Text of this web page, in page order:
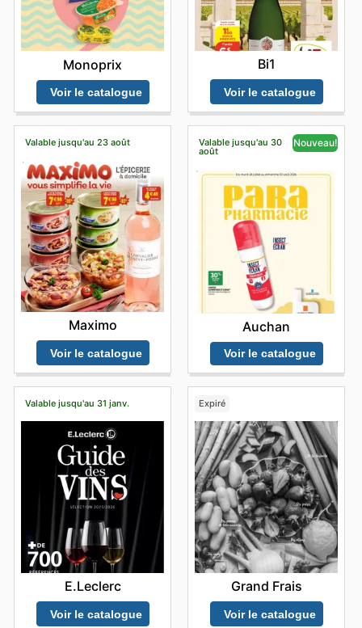
Monoprix
Voir le catalogue
Bi1
Voir le catalogue
Valable jusqu'au 23 août
Maximo
Voir le catalogue
Valable jusqu'au 30
août
Nouveau!
Auchan
Voir le catalogue
Valable jusqu'au 31 janv.
E.Leclerc
Voir le catalogue
Expiré
Grand Frais
Voir le catalogue